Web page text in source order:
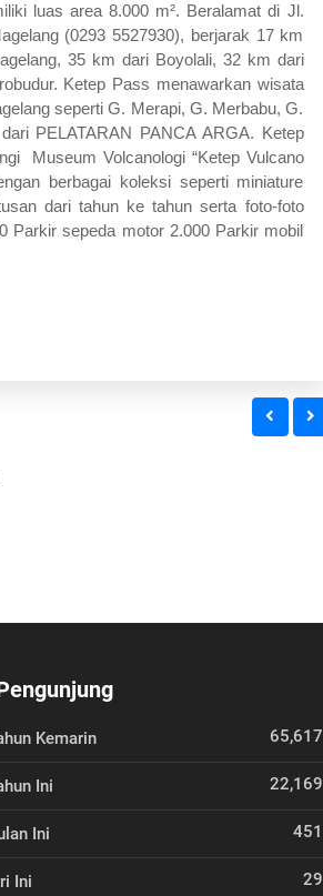
luas area 8.000 m². Beralamat di Jl.
(0293 5527930), berjarak 17 km
35 km dari Boyolali, 32 km dari
Ketep Pass menawarkan wisata
seperti G. Merapi, G. Merbabu, G.
PELATARAN PANCA ARGA. Ketep
Museum Volcanologi “Ketep Vulcano
berbagai koleksi seperti miniature
dari tahun ke tahun serta foto-foto
Parkir sepeda motor 2.000 Parkir mobil
Kemarin 65,617
Ini 22,169
Ini 451
Ini 29